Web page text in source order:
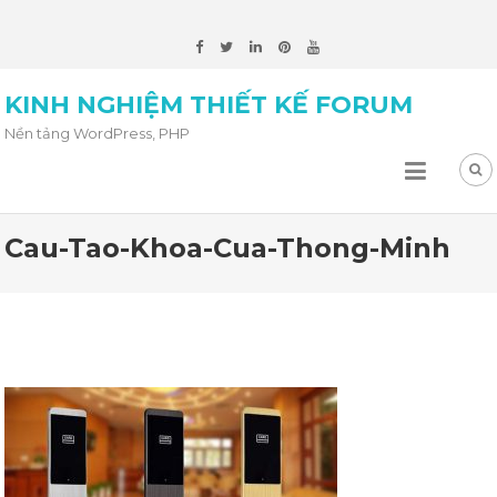
KINH NGHIỆM THIẾT KẾ FORUM
Nền tảng WordPress, PHP
Cau-Tao-Khoa-Cua-Thong-Minh